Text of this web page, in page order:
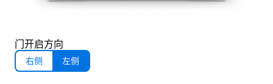
门开启方向
右侧 左侧